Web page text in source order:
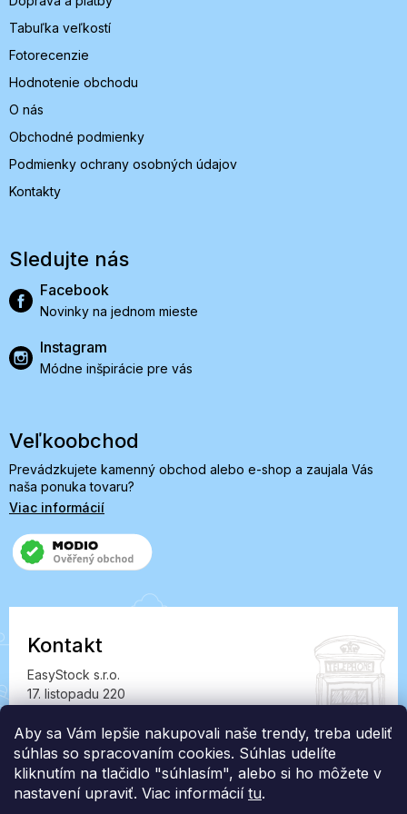
Aby sa Vám lepšie nakupovali naše trendy, treba udeliť
súhlas so spracovaním cookies. Súhlas udelíte
kliknutím na tlačidlo "súhlasím", alebo si ho môžete v
nastavení upraviť. Viac informácií tu.
Tabuľka veľkostí
Fotorecenzie
Hodnotenie obchodu
O nás
Obchodné podmienky
Podmienky ochrany osobných údajov
Kontakty
Sledujte nás
Facebook
Novinky na jednom mieste
Instagram
Módne inšpirácie pre vás
Veľkoobchod
Prevádzkujete kamenný obchod alebo e-shop a zaujala Vás
naša ponuka tovaru?
Viac informácií
Kontakt
EasyStock s.r.o.
17. listopadu 220
IČ: 07727402, DIČ: CZ07727402
info@londonclub.sk